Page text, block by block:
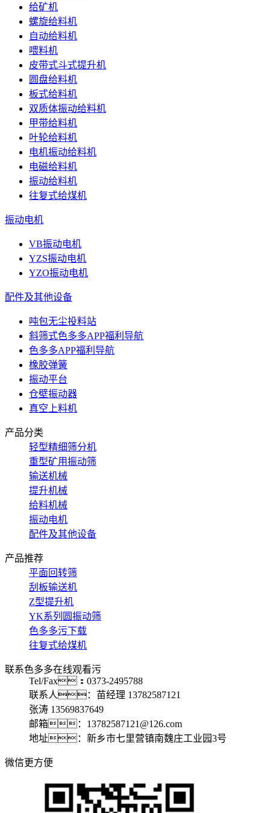
给矿机
螺旋给料机
自动给料机
喂料机
皮带式斗式提升机
圆盘给料机
板式给料机
双质体振动给料机
甲带给料机
叶轮给料机
电机振动给料机
电磁给料机
振动给料机
往复式给煤机
振动电机
VB振动电机
YZS振动电机
YZO振动电机
配件及其他设备
吨包无尘投料站
斜筛式色多多APP福利导航
色多多APP福利导航
橡胶弹簧
振动平台
仓壁振动器
真空上料机
产品分类
轻型精细筛分机
重型矿用振动筛
输送机械
提升机械
给料机械
振动电机
配件及其他设备
产品推荐
平面回转筛
刮板输送机
Z型提升机
YK系列圆振动筛
色多多污下载
往复式给煤机
联系色多多在线观看污
Tel/Fax：0373-2495788
联系人：苗经理 13782587121
张涛 13569837649
邮箱：13782587121@126.com
地址：新乡市七里营镇南魏庄工业园3号
微信更方便